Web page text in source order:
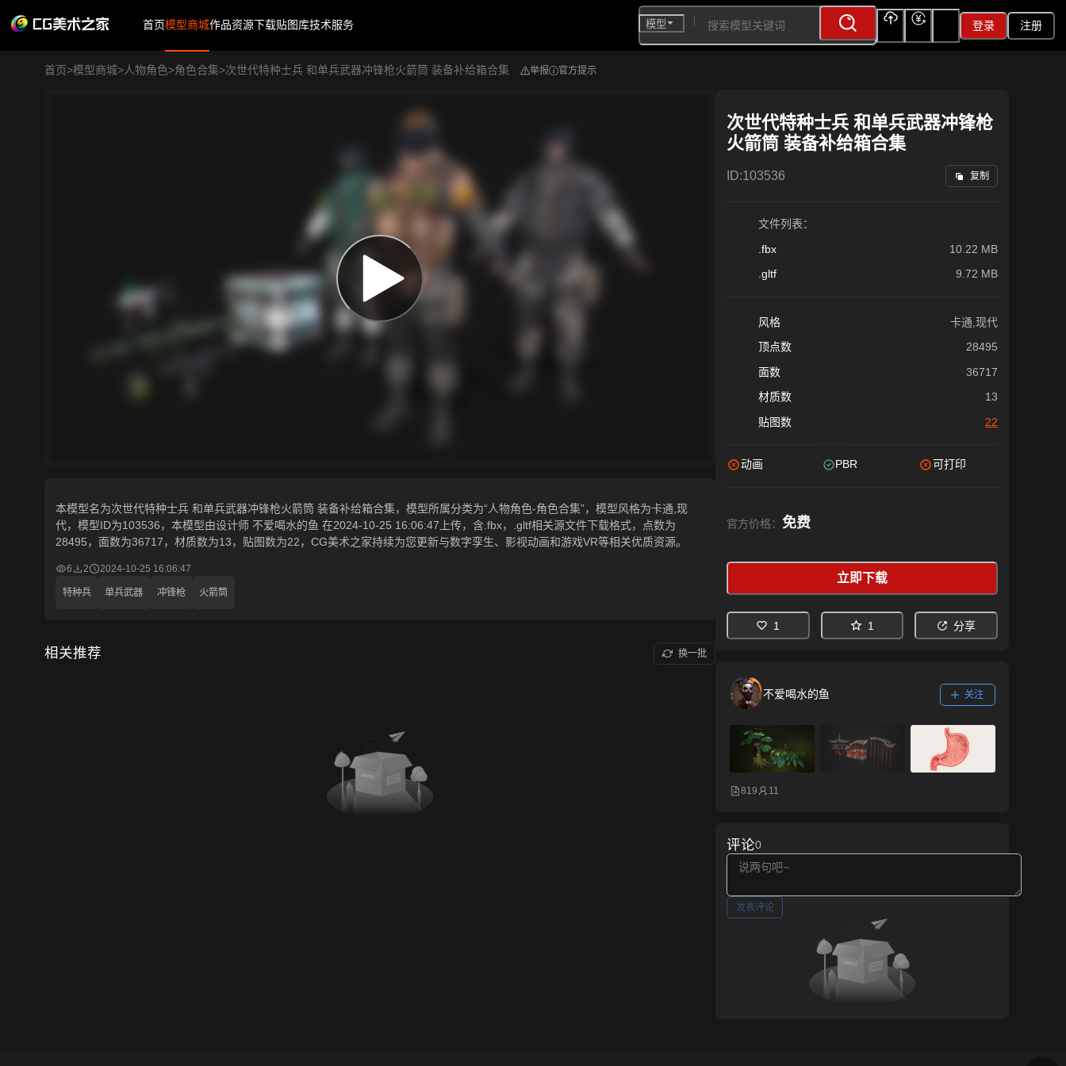
首页模型商城作品资源下载贴图库技术服务
模型
登录 注册
首页>模型商城>人物角色>角色合集>次世代特种士兵 和单兵武器冲锋枪火箭筒 装备补给箱合集 举报 官方提示
本模型名为次世代特种士兵 和单兵武器冲锋枪火箭筒 装备补给箱合集，模型所属分类为“人物角色-角色合集”，模型风格为卡通,现
代，模型ID为103536，本模型由设计师 不爱喝水的鱼 在2024-10-25 16:06:47上传，含.fbx，.gltf相关源文件下载格式，点数为
28495，面数为36717，材质数为13，贴图数为22，CG美术之家持续为您更新与数字孪生、影视动画和游戏VR等相关优质资源。
6 2 2024-10-25 16:06:47
特种兵 单兵武器 冲锋枪 火箭筒
相关推荐 换一批
次世代特种士兵 和单兵武器冲锋枪
火箭筒 装备补给箱合集
ID:103536 复制
文件列表：
.fbx
10.22 MB
.gltf
9.72 MB
风格
卡通,现代
顶点数
28495
面数
36717
材质数
13
贴图数
22
动画 PBR 可打印
官方价格： 免费
立即下载
1 1 分享
不爱喝水的鱼 关注
819 11
评论0
发表评论